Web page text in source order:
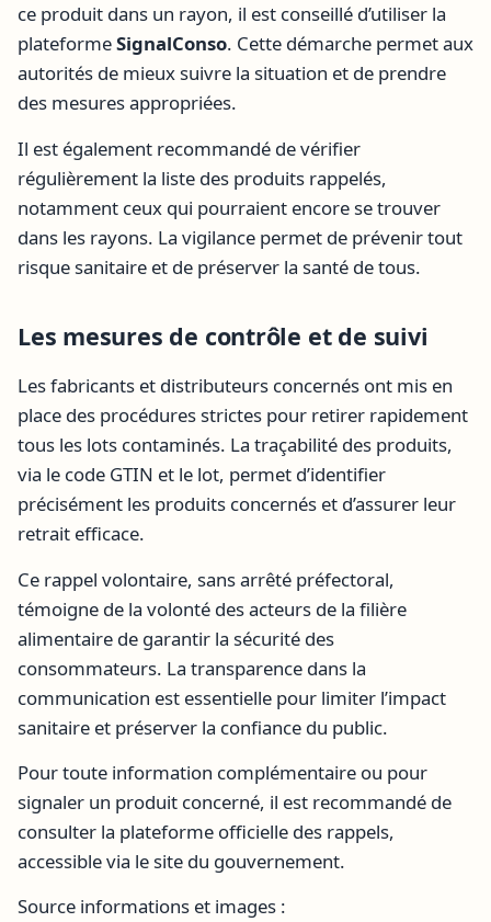
ce produit dans un rayon, il est conseillé d’utiliser la
plateformeSignalConso. Cette démarche permet aux
autorités de mieux suivre la situation et de prendre
des mesures appropriées.
Il est également recommandé de vérifier
régulièrement la liste des produits rappelés,
notamment ceux qui pourraient encore se trouver
dans les rayons. La vigilance permet de prévenir tout
risque sanitaire et de préserver la santé de tous.
Les mesures de contrôle et de suivi
Les fabricants et distributeurs concernés ont mis en
place des procédures strictes pour retirer rapidement
tous les lots contaminés. La traçabilité des produits,
via le code GTIN et le lot, permet d’identifier
précisément les produits concernés et d’assurer leur
retrait efficace.
Ce rappel volontaire, sans arrêté préfectoral,
témoigne de la volonté des acteurs de la filière
alimentaire de garantir la sécurité des
consommateurs. La transparence dans la
communication est essentielle pour limiter l’impact
sanitaire et préserver la confiance du public.
Pour toute information complémentaire ou pour
signaler un produit concerné, il est recommandé de
consulter la plateforme officielle des rappels,
accessible via le site du gouvernement.
Source informations et images :